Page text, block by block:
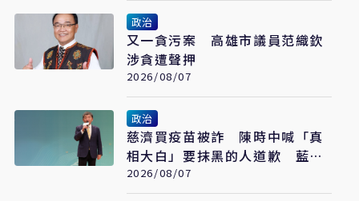
政治
又一貪污案 高雄市議員范織欽
涉貪遭聲押
2026/08/07
政治
慈濟買疫苗被詐 陳時中喊「真
相大白」要抹黑的人道歉 藍白
反擊了
2026/08/07